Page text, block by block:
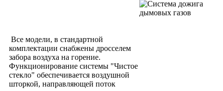
Все модели, в стандартной
комплектации снабжены дросселем
забора воздуха на горение.
Функционирование системы "Чистое
стекло" обеспечивается воздушной
шторкой, направляющей поток